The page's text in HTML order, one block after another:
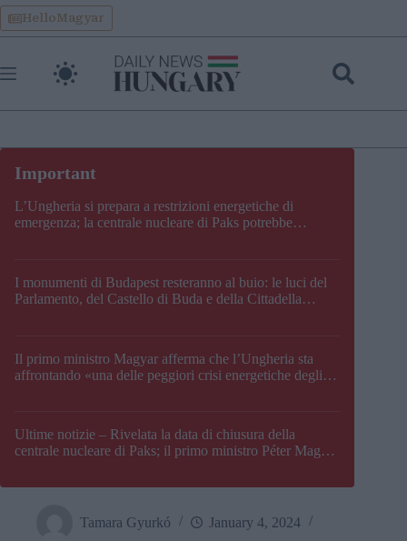
Skip
to
content
HelloMagyar
L’Ungheria si prepara a restrizioni energetiche di
emergenza; la centrale nucleare di Paks potrebbe
I monumenti di Budapest resteranno al buio: le luci del
Parlamento, del Castello di Buda e della Cittadella
Il primo ministro Magyar afferma che l’Ungheria sta
affrontando «una delle peggiori crisi energetiche degli
Ultime notizie – Rivelata la data di chiusura della
centrale nucleare di Paks; il primo ministro Péter Magyar
Tamara Gyurkó
January 4, 2024